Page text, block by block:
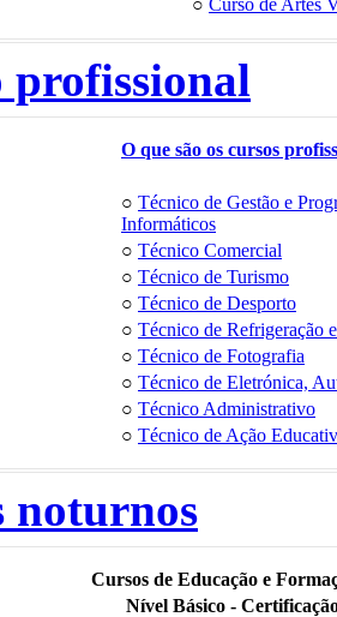
profissional
O que são os cursos
○ Técnico de Gestão e
Informáticos
○ Técnico Comercial
○ Técnico de Turismo
○ Técnico de Desporto
○ Técnico de Refrigeração
○ Técnico de Fotografia
○ Técnico de Eletrónica,
○ Técnico Administrativo
○ Técnico de Ação
noturnos
Cursos de Educação e
Nível Básico -